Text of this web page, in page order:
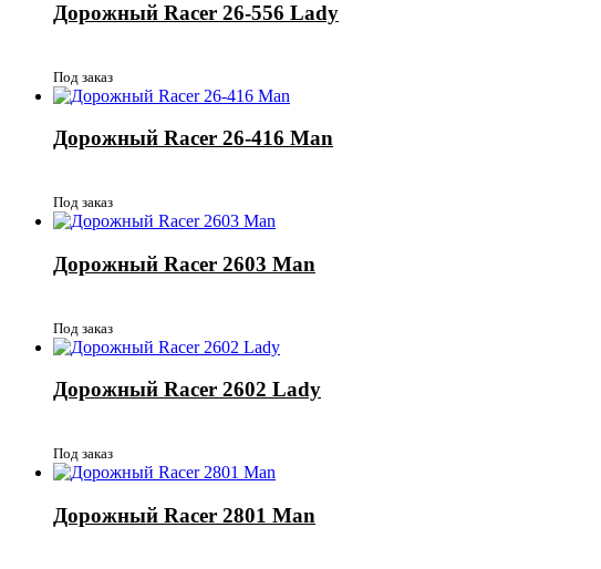
Дорожный Racer 26-556 Lady
Под заказ
Дорожный Racer 26-416 Man
Под заказ
Дорожный Racer 2603 Man
Под заказ
Дорожный Racer 2602 Lady
Под заказ
Дорожный Racer 2801 Man